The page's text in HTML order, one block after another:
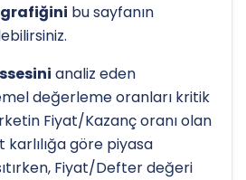
grafiğini bu sayfanın
analiz eden
değerleme oranları kritik
Fiyat/Kazanç oranı olan
karlılığa göre piyasa
Fiyat/Defter değeri